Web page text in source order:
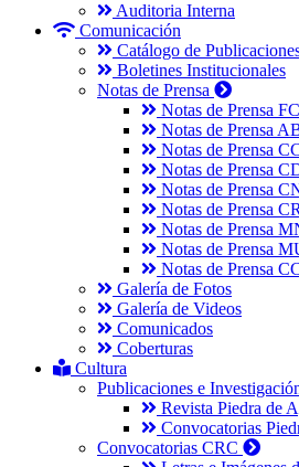
Auditoria Interna
Comunicación
Catálogo de
Boletines Institucionales
Notas de Prensa
Notas de Prensa
Notas de Prensa
Notas de Prensa
Notas de Prensa
Notas de Prensa
Notas de Prensa
Notas de Prensa
Notas de Prensa
Notas de Prensa
Galería de Fotos
Galería de Videos
Comunicados
Coberturas
Cultura
Publicaciones e
Revista Piedra de
Convocatorias
Convocatorias CRC